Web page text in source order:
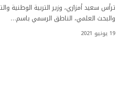
ترأس سعيد أمزازي، وزير التربية الوطنية
والبحث العلمي، الناطق الرسمي باسم…
19 يونيو 2021